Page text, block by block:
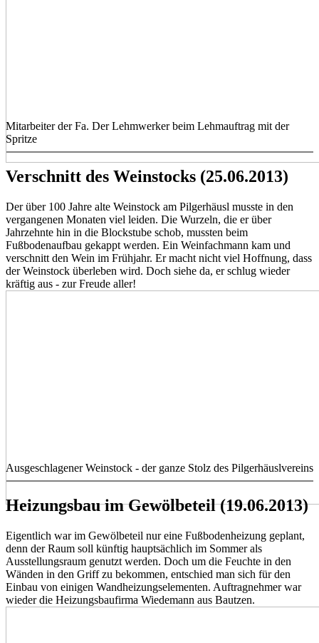
Mitarbeiter der Fa. Der Lehmwerker beim Lehmauftrag mit der
Spritze
Verschnitt des Weinstocks (25.06.2013)
Der über 100 Jahre alte Weinstock am Pilgerhäusl musste in den
vergangenen Monaten viel leiden. Die Wurzeln, die er über
Jahrzehnte hin in die Blockstube schob, mussten beim
Fußbodenaufbau gekappt werden. Ein Weinfachmann kam und
verschnitt den Wein im Frühjahr. Er macht nicht viel Hoffnung, dass
der Weinstock überleben wird. Doch siehe da, er schlug wieder
kräftig aus - zur Freude aller!
Ausgeschlagener Weinstock - der ganze Stolz des Pilgerhäuslvereins
Heizungsbau im Gewölbeteil (19.06.2013)
Eigentlich war im Gewölbeteil nur eine Fußbodenheizung geplant,
denn der Raum soll künftig hauptsächlich im Sommer als
Ausstellungsraum genutzt werden. Doch um die Feuchte in den
Wänden in den Griff zu bekommen, entschied man sich für den
Einbau von einigen Wandheizungselementen. Auftragnehmer war
wieder die Heizungsbaufirma Wiedemann aus Bautzen.